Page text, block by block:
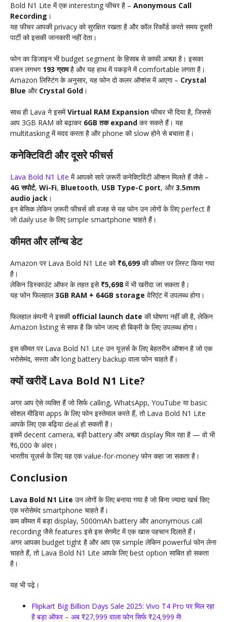
Bold N1 Lite में एक interesting फीचर है – Anonymous Call
Recording ।
यह फीचर आपकी privacy को सुरक्षित रखता है और कॉल रिकॉर्ड करते समय दूसरी
पार्टी को इसकी जानकारी नहीं देता।
फोन का डिजाइन भी budget segment के हिसाब से काफी अच्छा है। इसका
वजन लगभग 193 ग्रामहै और यह हाथ में पकड़ने में comfortable लगता है।
Amazon लिस्टिंग के अनुसार, यह फोन दो कलर ऑप्शंस में आएगा – Crystal
Blue और Crystal Gold ।
साथ ही Lava ने इसमेंVirtual RAM Expansion फीचर भी दिया है, जिससे
आप 3GB RAM को बढ़ाकर 6GB तक expand कर सकते हैं। यह
multitasking में मदद करता है और phone को slow होने से बचाता है।
कनेक्टिविटी और दूसरे फीचर्स
Lava Bold N1 Lite में आपको सारे ज़रूरी कनेक्टिविटी ऑप्शन मिलते हैं जैसे –
4G सपोर्ट, Wi-Fi, Bluetooth, USB Type-C port, और3.5mm
audio jack ।
इन बेसिक लेकिन ज़रूरी फीचर्स की वजह से यह फोन उन लोगों के लिए perfect है
जो daily use के लिए simple smartphone चाहते हैं।
कीमत और लॉन्च डेट
Amazon पर Lava Bold N1 Lite को ₹6,699 की कीमत पर लिस्ट किया गया
है।
लेकिन डिस्काउंट ऑफर के तहत इसे ₹5,698 में भी खरीदा जा सकता है।
यह फोन फिलहाल3GB RAM + 64GB storage वेरिएंट में उपलब्ध होगा।
फिलहाल कंपनी ने इसकी official launch date की घोषणा नहीं की है, लेकिन
Amazon listing से साफ है कि फोन जल्द ही बिक्री के लिए उपलब्ध होगा।
इस कीमत पर Lava Bold N1 Lite उन यूज़र्स के लिए बेहतरीन ऑप्शन है जो एक
भरोसेमंद, सस्ता और long battery backup वाला फोन चाहते हैं।
क्यों खरीदें Lava Bold N1 Lite?
अगर आप ऐसे व्यक्ति हैं जो सिर्फ calling, WhatsApp, YouTube या basic
सोशल मीडिया apps के लिए फोन इस्तेमाल करते हैं, तो Lava Bold N1 Lite
आपके लिए एक बढ़िया deal हो सकती है।
इसमें decent camera, बड़ी battery और अच्छा display मिल रहा है — वो भी
₹6,000 के अंदर।
भारतीय यूज़र्स के लिए यह एक value-for-money फोन कहा जा सकता है।
Conclusion
Lava Bold N1 Lite उन लोगों के लिए बनाया गया है जो बिना ज्यादा खर्च किए
एक भरोसेमंद smartphone चाहते हैं।
कम कीमत में बड़ा display, 5000mAh battery और anonymous call
recording जैसे features इसे इस सेगमेंट में एक खास पहचान दिलाते हैं।
अगर आपका budget tight है और आप एक simple लेकिन powerful फोन लेना
चाहते हैं, तो Lava Bold N1 Lite आपके लिए best option साबित हो सकता
है।
यह भी पढ़े।
Flipkart Big Billion Days Sale 2025: Vivo T4 Pro पर मिल रहा
है बड़ा ऑफर – अब ₹27,999 वाला फोन सिर्फ ₹24,999 में!